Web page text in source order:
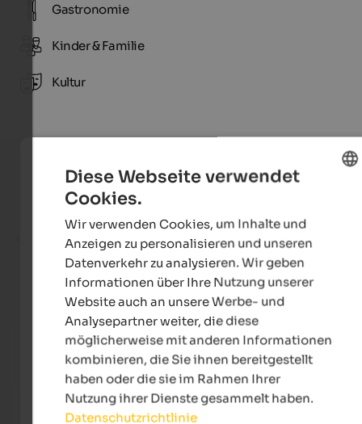
Gastronomie
Kinder & Familie
Kultur
Aktuelle Urlaubsangebote
ab 252 €
SOLVIE Calm Inspiring Getaway
GERMAN
Diese Webseite verwendet
Cookies.
Wir verwenden Cookies, um Inhalte und
Anzeigen zu personalisieren und unseren
Datenverkehr zu analysieren. Wir geben
Informationen über Ihre Nutzung unserer
Website auch an unsere Werbe- und
Analysepartner weiter, die diese
möglicherweise mit anderen Informationen
kombinieren, die Sie ihnen bereitgestellt
haben oder die sie im Rahmen Ihrer
Nutzung ihrer Dienste gesammelt haben.
Datenschutzrichtlinie